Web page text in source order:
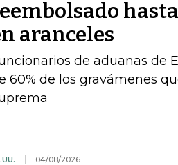
aranceles
de aduanas de
60% de los gravámenes
04/08/2026